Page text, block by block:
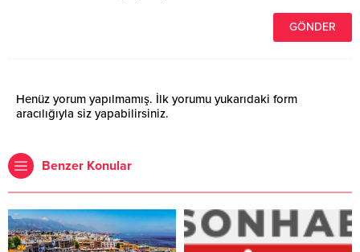
Henüz yorum yapılmamış. İlk yorumu yukarıdaki form
aracılığıyla siz yapabilirsiniz.
Benzer Konular